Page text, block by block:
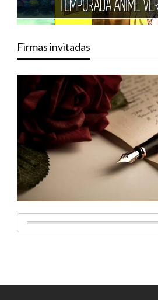
Firmas invitadas